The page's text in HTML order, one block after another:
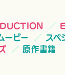
ービー
スペ
原作書籍